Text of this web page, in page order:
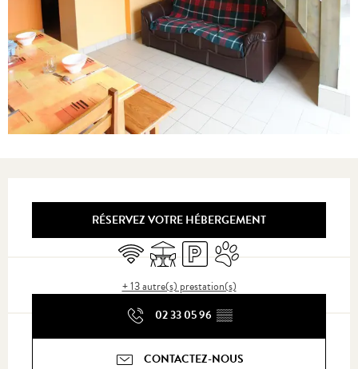
RÉSERVEZ VOTRE HÉBERGEMENT
WiFi TerrasseParkingAnimaux acceptés
+ 13 autre(s) prestation(s)
02 33 05 96 ▒▒
CONTACTEZ-NOUS